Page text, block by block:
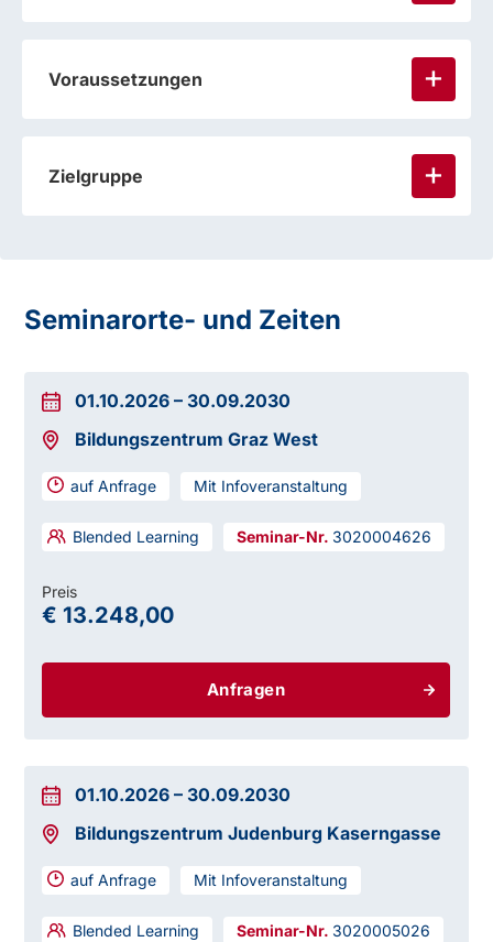
Voraussetzungen
Zielgruppe
Seminarorte- und Zeiten
01.10.2026 – 30.09.2030
Bildungszentrum Graz West
auf Anfrage Mit Infoveranstaltung
Blended Learning 3020004626
Anfragen
Preis
€ 13.248,00
01.10.2026 – 30.09.2030
Bildungszentrum Judenburg Kaserngasse
auf Anfrage Mit Infoveranstaltung
Blended Learning 3020005026